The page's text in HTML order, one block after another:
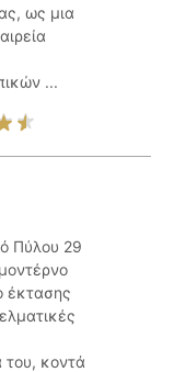
ως μια
...
Πύλου 29
έκτασης
του, κοντά